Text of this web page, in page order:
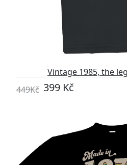
Vintage 1985, the
449Kč 399 Kč